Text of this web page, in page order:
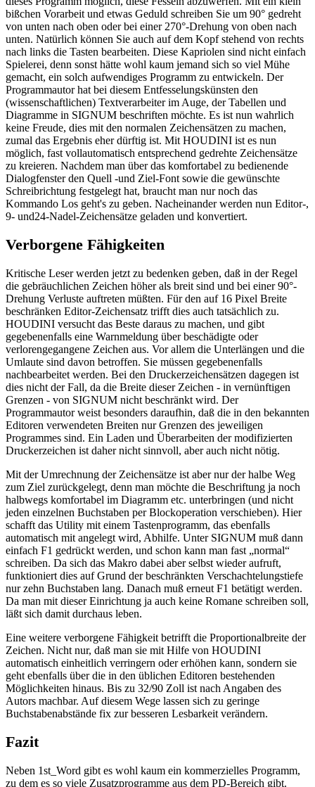
bißchen Vorarbeit und etwas Geduld schreiben Sie um 90° gedreht
von unten nach oben oder bei einer 270°-Drehung von oben nach
unten. Natürlich können Sie auch auf dem Kopf stehend von rechts
nach links die Tasten bearbeiten. Diese Kapriolen sind nicht einfach
Spielerei, denn sonst hätte wohl kaum jemand sich so viel Mühe
gemacht, ein solch aufwendiges Programm zu entwickeln. Der
Programmautor hat bei diesem Entfesselungskünsten den
(wissenschaftlichen) Textverarbeiter im Auge, der Tabellen und
Diagramme in SIGNUM beschriften möchte. Es ist nun wahrlich
keine Freude, dies mit den normalen Zeichensätzen zu machen,
zumal das Ergebnis eher dürftig ist. Mit HOUDINI ist es nun
möglich, fast vollautomatisch entsprechend gedrehte Zeichensätze
zu kreieren. Nachdem man über das komfortabel zu bedienende
Dialogfenster den Quell -und Ziel-Font sowie die gewünschte
Schreibrichtung festgelegt hat, braucht man nur noch das
Kommando Los geht's zu geben. Nacheinander werden nun Editor-,
9- und24-Nadel-Zeichensätze geladen und konvertiert.
Verborgene Fähigkeiten
Kritische Leser werden jetzt zu bedenken geben, daß in der Regel
die gebräuchlichen Zeichen höher als breit sind und bei einer 90°-
Drehung Verluste auftreten müßten. Für den auf 16 Pixel Breite
beschränken Editor-Zeichensatz trifft dies auch tatsächlich zu.
HOUDINI versucht das Beste daraus zu machen, und gibt
gegebenenfalls eine Warnmeldung über beschädigte oder
verlorengegangene Zeichen aus. Vor allem die Unterlängen und die
Umlaute sind davon betroffen. Sie müssen gegebenenfalls
nachbearbeitet werden. Bei den Druckerzeichensätzen dagegen ist
dies nicht der Fall, da die Breite dieser Zeichen - in vernünftigen
Grenzen - von SIGNUM nicht beschränkt wird. Der
Programmautor weist besonders daraufhin, daß die in den bekannten
Editoren verwendeten Breiten nur Grenzen des jeweiligen
Programmes sind. Ein Laden und Überarbeiten der modifizierten
Druckerzeichen ist daher nicht sinnvoll, aber auch nicht nötig.
Mit der Umrechnung der Zeichensätze ist aber nur der halbe Weg
zum Ziel zurückgelegt, denn man möchte die Beschriftung ja noch
halbwegs komfortabel im Diagramm etc. unterbringen (und nicht
jeden einzelnen Buchstaben per Blockoperation verschieben). Hier
schafft das Utility mit einem Tastenprogramm, das ebenfalls
automatisch mit angelegt wird, Abhilfe. Unter SIGNUM muß dann
einfach F1 gedrückt werden, und schon kann man fast „normal“
schreiben. Da sich das Makro dabei aber selbst wieder aufruft,
funktioniert dies auf Grund der beschränkten Verschachtelungstiefe
nur zehn Buchstaben lang. Danach muß erneut F1 betätigt werden.
Da man mit dieser Einrichtung ja auch keine Romane schreiben soll,
läßt sich damit durchaus leben.
Eine weitere verborgene Fähigkeit betrifft die Proportionalbreite der
Zeichen. Nicht nur, daß man sie mit Hilfe von HOUDINI
automatisch einheitlich verringern oder erhöhen kann, sondern sie
geht ebenfalls über die in den üblichen Editoren bestehenden
Möglichkeiten hinaus. Bis zu 32/90 Zoll ist nach Angaben des
Autors machbar. Auf diesem Wege lassen sich zu geringe
Buchstabenabstände fix zur besseren Lesbarkeit verändern.
Fazit
Neben 1st_Word gibt es wohl kaum ein kommerzielles Programm,
zu dem es so viele Zusatzprogramme aus dem PD-Bereich gibt.